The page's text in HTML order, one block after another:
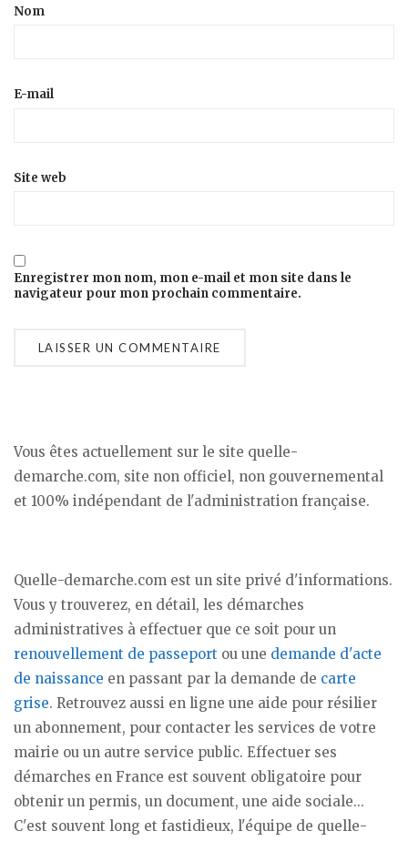
Nom
E-mail
Site web
Enregistrer mon nom, mon e-mail et mon site dans le
navigateur pour mon prochain commentaire.
Vous êtes actuellement sur le site quelle-
demarche.com, site non officiel, non gouvernemental
et 100% indépendant de l'administration française.
Quelle-demarche.com est un site privé d'informations.
Vous y trouverez, en détail, les démarches
administratives à effectuer que ce soit pour un
renouvellement de passeport ou une demande d'acte
de naissance en passant par la demande de carte
grise. Retrouvez aussi en ligne une aide pour résilier
un abonnement, pour contacter les services de votre
mairie ou un autre service public. Effectuer ses
démarches en France est souvent obligatoire pour
obtenir un permis, un document, une aide sociale...
C'est souvent long et fastidieux, l'équipe de quelle-